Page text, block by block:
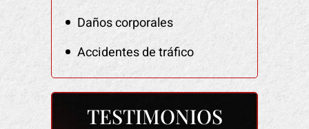
Daños corporales
Accidentes de tráfico
TESTIMONIOS